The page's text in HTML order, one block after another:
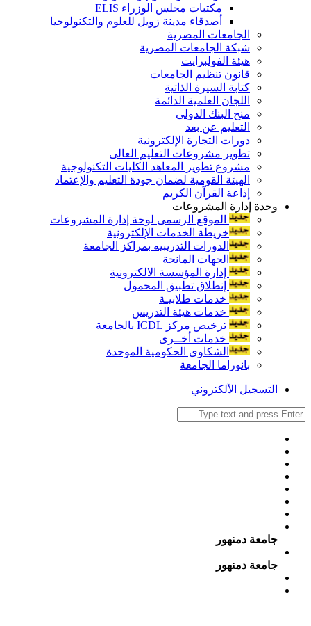
مكتبات مجلس الوزراء ELIS
أصدقاء مدينة زويل للعلوم والتكنولوجيا
الجامعات المصرية
شبكة الجامعات المصرية
هيئة الفولبرايت
قانون تنظيم الجامعات
كتابة السيرة الذاتية
اللجان العلمية الدائمة
منح البنك الدولى
التعليم عن بعد
دورات التجارة الإلكترونية
تطوير مشروعات التعليم العالى
مشروع تطوير المعاهد الكليات التكنولوجية
الهيئة القومية لضمان جودة التعليم والإعتماد
إذاعة القرآن الكريم
وحدة إدارة المشروعات
الموقع الرسمى لوحة إدارة المشروعات
خريطة الخدمات الإلكترونية
الدورات التدريبيه بمراكز الجامعة
الجهات المانحة
إدارة المؤسسة الالكترونية
إنطلاق تطبيق المحمول
خدمات طلابيـة
خدمات هيئة التدريس
ترخيص مركز ICDL بالجامعة
خدمات أخــرى
الشكاوى الحكومية الموحدة
بانوراما الجامعة
التسجيل الألكتروني
جامعة دمنهور
جامعة دمنهور